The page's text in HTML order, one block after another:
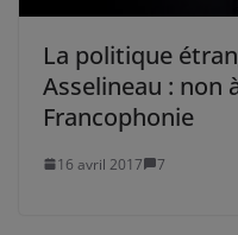
La politique
Asselineau : non
Francophonie
16 avril 2017 7